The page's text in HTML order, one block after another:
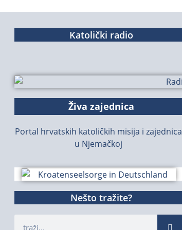
Katolički radio
Živa zajednica
Portal hrvatskih katoličkih misija i zajednica
u Njemačkoj
Nešto tražite?